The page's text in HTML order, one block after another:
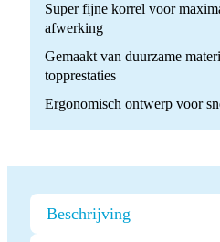
Super fijne korrel voor
afwerking
Gemaakt van duurzame
topprestaties
Ergonomisch ontwerp voor
Beschrijving